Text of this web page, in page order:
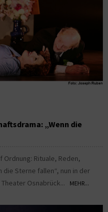
„Wenn die
Rituale, Reden,
Sterne fallen“, nun in der
Osnabrück...
MEHR...